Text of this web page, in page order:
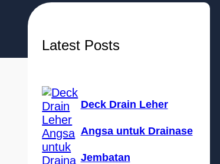
Latest Posts
Deck Drain Leher
Angsa untuk Drainase
Jembatan